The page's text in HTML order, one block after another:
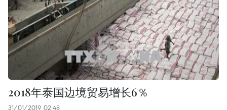
2018年泰国边境贸易增长6％
31/01/2019 02:48